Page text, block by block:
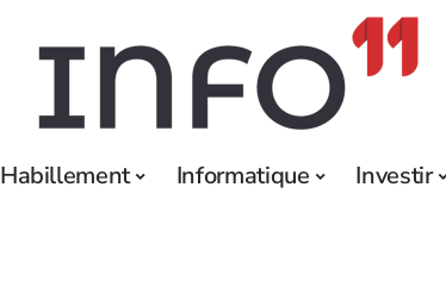
Habillement Informatique Investir